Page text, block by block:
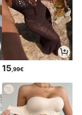
15,99€